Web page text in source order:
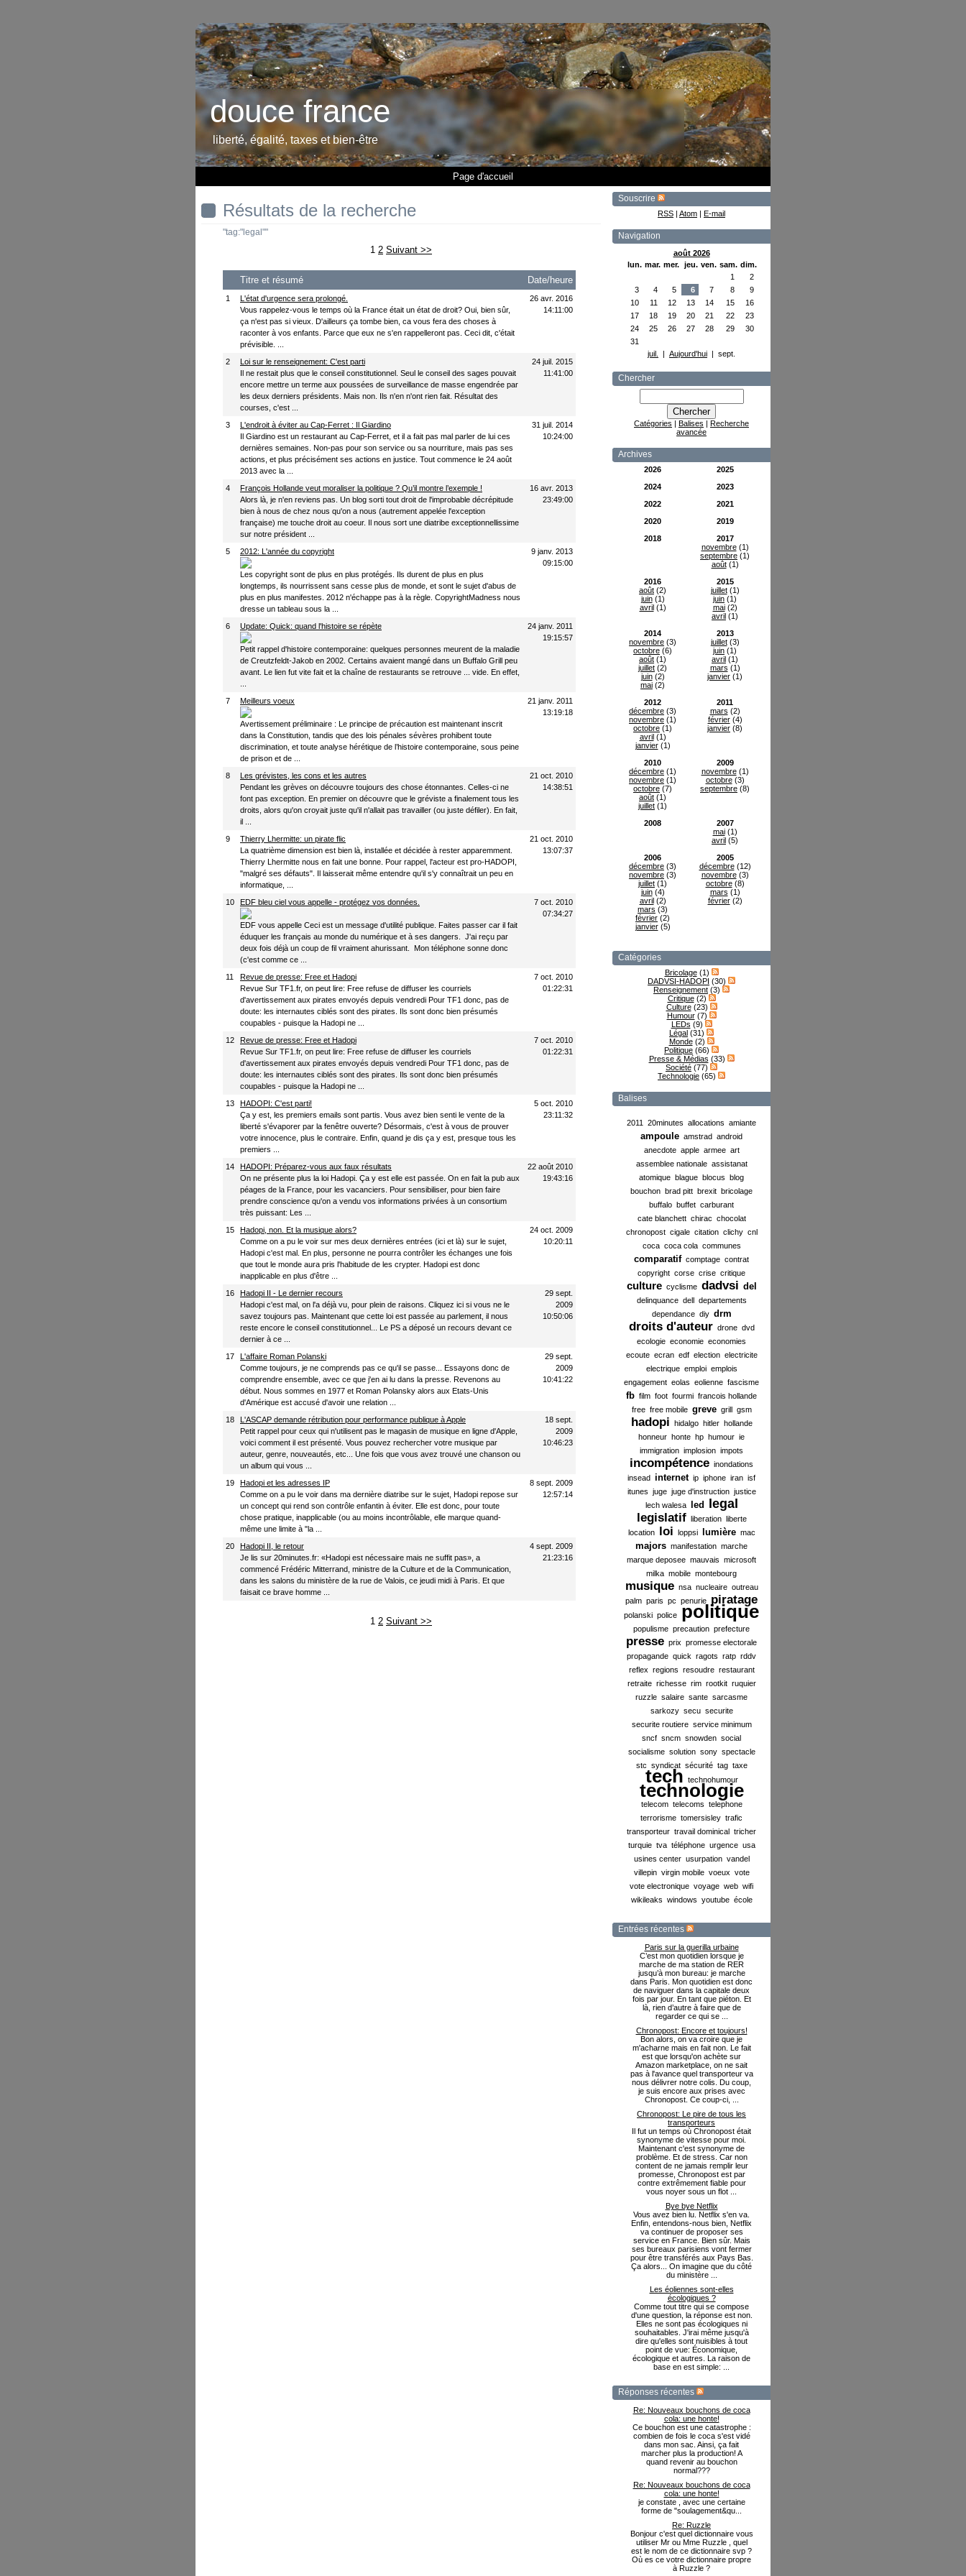
douce france
liberté, égalité, taxes et bien-être
Page d'accueil
Souscrire
RSS | Atom | E-mail
Navigation
août 2026
lun. mar. mer. jeu. ven. sam. dim.
1
2
3
4 5 6 7 8
9
10
11 12 13 14 15
16
17
18 19 20 21 22
23
24
25 26 27 28 29
30
31
juil.
| Aujourd'hui | sept.
Chercher
Catégories | Balises | Recherche
avancée
Archives
2026
2025
2024
2023
2022
2021
2020
2019
2018
2017
novembre(1)
septembre (1)
août(1)
2016
août (2)
juin(1)
avril(1)
2015
juillet(1)
juin (1)
mai(2)
avril (1)
2014
novembre (3)
octobre (6)
août (1)
juillet (2)
juin(2)
mai (2)
2013
juillet(3)
juin (1)
avril (1)
mars (1)
janvier (1)
2012
décembre (3)
novembre (1)
octobre (1)
avril(1)
janvier(1)
2011
mars (2)
février(4)
janvier (8)
2010
décembre (1)
novembre (1)
octobre (7)
août (1)
juillet (1)
2009
novembre(1)
octobre(3)
septembre (8)
2008
2007
mai(1)
avril (5)
2006
décembre (3)
novembre (3)
juillet (1)
juin(4)
avril(2)
mars (3)
février (2)
janvier(5)
2005
décembre(12)
novembre(3)
octobre(8)
mars (1)
février(2)
Catégories
Bricolage(1)
DADVSI-HADOPI (30)
Renseignement (3)
Critique(2)
Culture(23)
Humour(7)
LEDs (9)
Légal (31)
Monde(2)
Politique (66)
Presse & Médias (33)
Société (77)
Technologie (65)
Balises
2011 20minutes allocations amiante
ampoule amstrad android
anecdote apple armee art
assemblee nationale assistanat
atomique blague blocus blog
bouchon brad pitt brexit bricolage
buffalo buffet carburant
cate blanchett chirac chocolat
chronopost cigale citation clichy cnl
coca coca cola communes
comparatif comptage contrat
copyright corse crise critique
culture cyclisme dadvsi del
delinquance dell departements
dependance diy drm
droits d'auteur drone dvd
ecologie economie economies
ecoute ecran edf election electricite
electrique emploi emplois
engagement eolas eolienne fascisme
fb film foot fourmi francois hollande
free free mobile greve grill gsm
hadopi hidalgo hitler hollande
honneur honte hp humour ie
immigration implosion impots
incompétence inondations
insead internet ip iphone iran isf
itunes juge juge d'instruction justice
lech walesa
led legal
legislatif liberation liberte
location
loi loppsi lumière mac
majors manifestation marche
marque deposee mauvais microsoft
milka mobile montebourg
musique nsa nucleaire outreau
palm paris pc penurie piratage
polanski police politique
populisme precaution prefecture
presse prix promesse electorale
propagande quick ragots ratp rddv
reflex regions resoudre restaurant
retraite richesse rim rootkit ruquier
ruzzle salaire sante sarcasme
sarkozy secu securite
securite routiere service minimum
sncf sncm snowden social
socialisme solution sony spectacle
stc syndicat sécurité tag taxe
tech technohumour
technologie
telecom telecoms telephone
terrorisme tomersisley trafic
transporteur travail dominical tricher
turquie tva téléphone urgence usa
usines center usurpation vandel
villepin virgin mobile voeux vote
vote electronique voyage web wifi
wikileaks windows youtube école
Entrées récentes
Paris sur la guerilla urbaine
C’est mon quotidien lorsque je
marche de ma station de RER
jusqu’à mon bureau: je marche
dans Paris. Mon quotidien est donc
de naviguer dans la capitale deux
fois par jour. En tant que piéton. Et
là, rien d’autre à faire que de
regarder ce qui se ...
Chronopost: Encore et toujours!
Bon alors, on va croire que je
m'acharne mais en fait non. Le fait
est que lorsqu'on achète sur
Amazon marketplace, on ne sait
pas à l'avance quel transporteur va
nous délivrer notre colis. Du coup,
je suis encore aux prises avec
Chronopost. Ce coup-ci, ...
Chronopost: Le pire de tous les
transporteurs
Il fut un temps où Chronopost était
synonyme de vitesse pour moi.
Maintenant c'est synonyme de
problème. Et de stress. Car non
content de ne jamais remplir leur
promesse, Chronopost est par
contre extrêmement fiable pour
vous noyer sous un flot ...
Bye bye Netflix
Vous avez bien lu. Netflix s'en va.
Enfin, entendons-nous bien, Netflix
va continuer de proposer ses
service en France. Bien sûr. Mais
ses bureaux parisiens vont fermer
pour être transférés aux Pays Bas.
Ça alors... On imagine que du côté
du ministère ...
Les éoliennes sont-elles
écologiques ?
Comme tout titre qui se compose
d'une question, la réponse est non.
Elles ne sont pas écologiques ni
souhaitables. J'irai même jusqu'à
dire qu'elles sont nuisibles à tout
point de vue: Économique,
écologique et autres. La raison de
base en est simple: ...
Réponses récentes
Re: Nouveaux bouchons de coca
cola: une honte!
Ce bouchon est une catastrophe :
combien de fois le coca s'est vidé
dans mon sac. Ainsi, ça fait
marcher plus la production! A
quand revenir au bouchon
normal???
Re: Nouveaux bouchons de coca
cola: une honte!
je constate , avec une certaine
forme de "soulagement&qu...
Re: Ruzzle
Bonjour c'est quel dictionnaire vous
utiliser Mr ou Mme Ruzzle , quel
est le nom de ce dictionnaire svp ?
Où es ce votre dictionnaire propre
à Ruzzle ?
Résultats de la recherche
"tag:"legal""
1 2 Suivant >>
Titre et résumé Date/heure
1
L'état d'urgence sera prolongé.
Vous rappelez-vous le temps où la France était un état de droit? Oui, bien sûr,
ça n'est pas si vieux. D'ailleurs ça tombe bien, ca vous fera des choses à
raconter à vos enfants. Parce que eux ne s'en rappelleront pas. Ceci dit, c'était
prévisible. ...
26 avr. 2016
14:11:00
2
Loi sur le renseignement: C'est parti
Il ne restait plus que le conseil constitutionnel. Seul le conseil des sages pouvait
encore mettre un terme aux poussées de surveillance de masse engendrée par
les deux derniers présidents. Mais non. Ils n'en n'ont rien fait. Résultat des
courses, c'est ...
24 juil. 2015
11:41:00
3
L'endroit à éviter au Cap-Ferret : Il Giardino
Il Giardino est un restaurant au Cap-Ferret, et il a fait pas mal parler de lui ces
dernières semaines. Non-pas pour son service ou sa nourriture, mais pas ses
actions, et plus précisément ses actions en justice. Tout commence le 24 août
2013 avec la ...
31 juil. 2014
10:24:00
4
François Hollande veut moraliser la politique ? Qu’il montre l’exemple !
Alors là, je n'en reviens pas. Un blog sorti tout droit de l'improbable décrépitude
bien à nous de chez nous qu'on a nous (autrement appelée l'exception
française) me touche droit au coeur. Il nous sort une diatribe exceptionnellissime
sur notre président ...
16 avr. 2013
23:49:00
5 2012: L'année du copyright
Les copyright sont de plus en plus protégés. Ils durent de plus en plus
longtemps, ils nourrissent sans cesse plus de monde, et sont le sujet d'abus de
plus en plus manifestes. 2012 n'échappe pas à la règle. CopyrightMadness nous
dresse un tableau sous la ...
9 janv. 2013
09:15:00
6 Update: Quick: quand l'histoire se répète
Petit rappel d'histoire contemporaine: quelques personnes meurent de la maladie
de Creutzfeldt-Jakob en 2002. Certains avaient mangé dans un Buffalo Grill peu
avant. Le lien fut vite fait et la chaîne de restaurants se retrouve ... vide. En effet,
24 janv. 2011
19:15:57
7 Meilleurs voeux
Avertissement préliminaire : Le principe de précaution est maintenant inscrit
dans la Constitution, tandis que des lois pénales sévères prohibent toute
discrimination, et toute analyse hérétique de l’histoire contemporaine, sous peine
de prison et de ...
21 janv. 2011
13:19:18
8
Les grévistes, les cons et les autres
Pendant les grèves on découvre toujours des chose étonnantes. Celles-ci ne
font pas exception. En premier on découvre que le gréviste a finalement tous les
droits, alors qu'on croyait juste qu'il n'allait pas travailler (ou juste défiler). En fait,
il ...
21 oct. 2010
14:38:51
9
Thierry Lhermitte: un pirate flic
La quatrième dimension est bien là, installée et décidée à rester apparemment.
Thierry Lhermitte nous en fait une bonne. Pour rappel, l'acteur est pro-HADOPI,
"malgré ses défauts". Il laisserait même entendre qu'il s'y connaîtrait un peu en
informatique, ...
21 oct. 2010
13:07:37
10 EDF bleu ciel vous appelle - protégez vos données.
EDF vous appelle Ceci est un message d'utilité publique. Faites passer car il fait
éduquer les français au monde du numérique et à ses dangers. J'ai reçu par
deux fois déjà un coup de fil vraiment ahurissant. Mon téléphone sonne donc
(c'est comme ce ...
7 oct. 2010
07:34:27
11
Revue de presse: Free et Hadopi
Revue Sur TF1.fr, on peut lire: Free refuse de diffuser les courriels
d'avertissement aux pirates envoyés depuis vendredi Pour TF1 donc, pas de
doute: les internautes ciblés sont des pirates. Ils sont donc bien présumés
coupables - puisque la Hadopi ne ...
7 oct. 2010
01:22:31
12
Revue de presse: Free et Hadopi
Revue Sur TF1.fr, on peut lire: Free refuse de diffuser les courriels
d'avertissement aux pirates envoyés depuis vendredi Pour TF1 donc, pas de
doute: les internautes ciblés sont des pirates. Ils sont donc bien présumés
coupables - puisque la Hadopi ne ...
7 oct. 2010
01:22:31
13
HADOPI: C'est parti!
Ça y est, les premiers emails sont partis. Vous avez bien senti le vente de la
liberté s'évaporer par la fenêtre ouverte? Désormais, c'est à vous de prouver
votre innocence, plus le contraire. Enfin, quand je dis ça y est, presque tous les
premiers ...
5 oct. 2010
23:11:32
14
HADOPI: Préparez-vous aux faux résultats
On ne présente plus la loi Hadopi. Ça y est elle est passée. On en fait la pub aux
péages de la France, pour les vacanciers. Pour sensibiliser, pour bien faire
prendre conscience qu'on a vendu vos informations privées à un consortium
très puissant: Les ...
22 août 2010
19:43:16
15
Hadopi, non. Et la musique alors?
Comme on a pu le voir sur mes deux dernières entrées (ici et là) sur le sujet,
Hadopi c'est mal. En plus, personne ne pourra contrôler les échanges une fois
que tout le monde aura pris l'habitude de les crypter. Hadopi est donc
inapplicable en plus d'être ...
24 oct. 2009
10:20:11
16
Hadopi II - Le dernier recours
Hadopi c'est mal, on l'a déjà vu, pour plein de raisons. Cliquez ici si vous ne le
savez toujours pas. Maintenant que cette loi est passée au parlement, il nous
reste encore le conseil constitutionnel... Le PS a déposé un recours devant ce
dernier à ce ...
29 sept.
2009
10:50:06
17
L'affaire Roman Polanski
Comme toujours, je ne comprends pas ce qu'il se passe... Essayons donc de
comprendre ensemble, avec ce que j'en ai lu dans la presse. Revenons au
début. Nous sommes en 1977 et Roman Polansky alors aux Etats-Unis
d'Amérique est accusé d'avoir une relation ...
29 sept.
2009
10:41:22
18
L'ASCAP demande rétribution pour performance publique à Apple
Petit rappel pour ceux qui n'utilisent pas le magasin de musique en ligne d'Apple,
voici comment il est présenté. Vous pouvez rechercher votre musique par
auteur, genre, nouveautés, etc... Une fois que vous avez trouvé une chanson ou
un album qui vous ...
18 sept.
2009
10:46:23
19
Hadopi et les adresses IP
Comme on a pu le voir dans ma dernière diatribe sur le sujet, Hadopi repose sur
un concept qui rend son contrôle enfantin à éviter. Elle est donc, pour toute
chose pratique, inapplicable (ou au moins incontrôlable, elle marque quand-
même une limite à "la ...
8 sept. 2009
12:57:14
20
Hadopi II, le retour
Je lis sur 20minutes.fr: «Hadopi est nécessaire mais ne suffit pas», a
commencé Frédéric Mitterrand, ministre de la Culture et de la Communication,
dans les salons du ministère de la rue de Valois, ce jeudi midi à Paris. Et que
faisait ce brave homme ...
4 sept. 2009
21:23:16
1 2 Suivant >>